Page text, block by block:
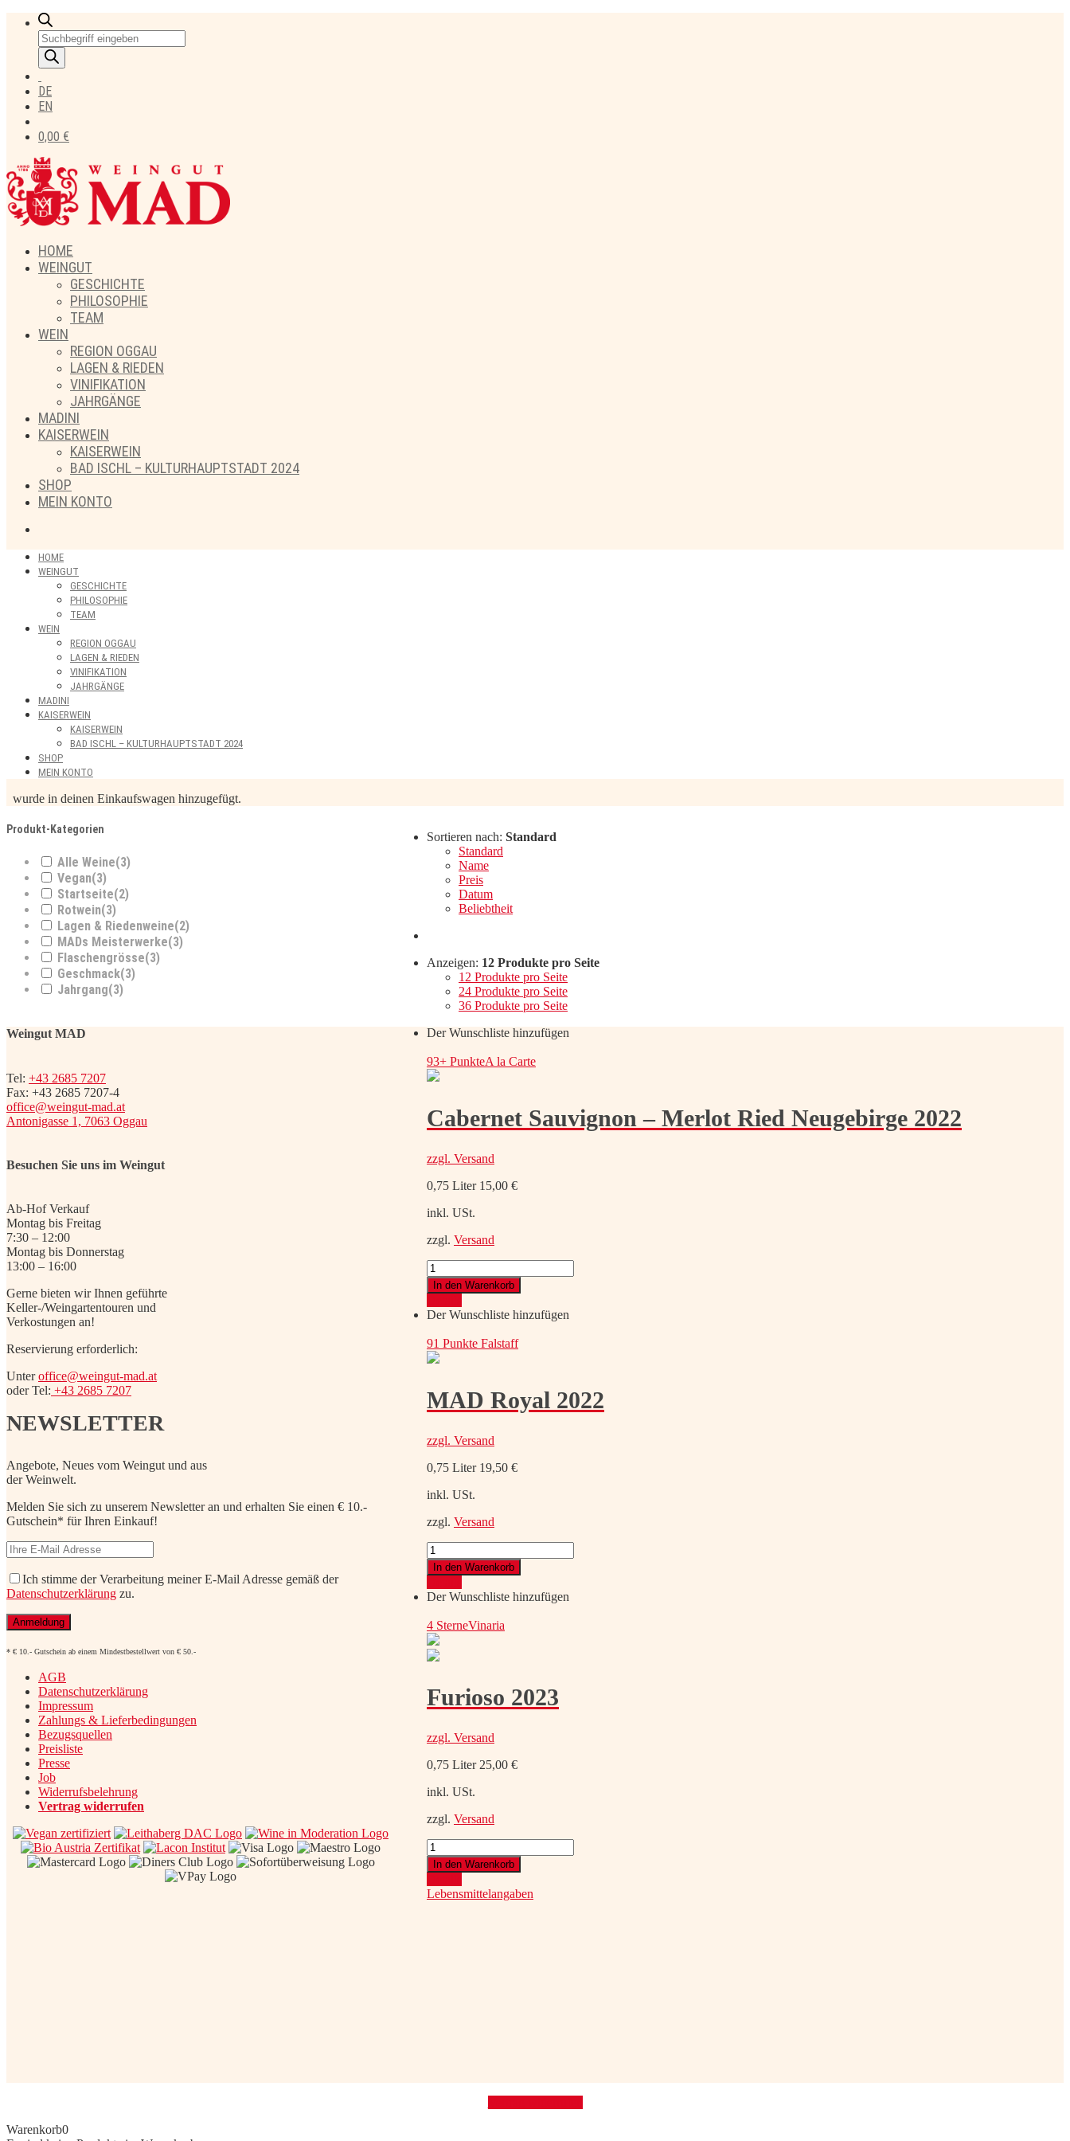
Products
search
DE
EN
0,00 €
HOME
WEINGUT
GESCHICHTE
PHILOSOPHIE
TEAM
WEIN
REGION OGGAU
LAGEN & RIEDEN
VINIFIKATION
JAHRGÄNGE
MADINI
KAISERWEIN
KAISERWEIN
BAD ISCHL – KULTURHAUPTSTADT 2024
SHOP
MEIN KONTO
HOME
WEINGUT
GESCHICHTE
PHILOSOPHIE
TEAM
WEIN
REGION OGGAU
LAGEN & RIEDEN
VINIFIKATION
JAHRGÄNGE
MADINI
KAISERWEIN
KAISERWEIN
BAD ISCHL – KULTURHAUPTSTADT 2024
SHOP
MEIN KONTO
wurde in deinen Einkaufswagen hinzugefügt.
Sortieren nach: Standard
Standard
Name
Preis
Datum
Beliebtheit
Anzeigen: 12 Produkte pro Seite
12 Produkte pro Seite
24 Produkte pro Seite
36 Produkte pro Seite
Der Wunschliste hinzufügen
93+ PunkteA la Carte
Cabernet Sauvignon – Merlot Ried Neugebirge 2022
zzgl. Versand
0,75 Liter 15,00 €
inkl. USt.
zzgl. Versand
Cabernet
Sauvignon
-
Merlot
Ried
Neugebirge
2022
Menge
In den Warenkorb
Der Wunschliste hinzufügen
91 Punkte Falstaff
MAD Royal 2022
zzgl. Versand
0,75 Liter 19,50 €
inkl. USt.
zzgl. Versand
MAD
Royal
2022
Menge
In den Warenkorb
Der Wunschliste hinzufügen
4 SterneVinaria
Furioso 2023
zzgl. Versand
0,75 Liter 25,00 €
inkl. USt.
zzgl. Versand
Furioso
2023
Menge
In den Warenkorb
Lebensmittelangaben
Produkt-Kategorien
Alle Weine(3)
Vegan(3)
Startseite(2)
Rotwein(3)
Lagen & Riedenweine(2)
MADs Meisterwerke(3)
Flaschengrösse(3)
Geschmack(3)
Jahrgang(3)
Weingut MAD
Tel: +43 2685 7207
Fax: +43 2685 7207-4
office@weingut-mad.at
Antonigasse 1, 7063 Oggau
Besuchen Sie uns im Weingut
Ab-Hof Verkauf
Montag bis Freitag
7:30 – 12:00
Montag bis Donnerstag
13:00 – 16:00
Gerne bieten wir Ihnen geführte
Keller-/Weingartentouren und
Verkostungen an!
Reservierung erforderlich:
Unteroffice@weingut-mad.at
oder Tel: +43 2685 7207
NEWSLETTER
Angebote, Neues vom Weingut und aus
der Weinwelt.
Melden Sie sich zu unserem Newsletter an und erhalten Sie einen € 10.-
Gutschein* für Ihren Einkauf!
Ich stimme der Verarbeitung meiner E-Mail Adresse gemäß der
Datenschutzerklärung zu.
* € 10.- Gutschein ab einem Mindestbestellwert von € 50.-
AGB
Datenschutzerklärung
Impressum
Zahlungs & Lieferbedingungen
Bezugsquellen
Preisliste
Presse
Job
Widerrufsbelehrung
Vertrag widerrufen
Warenkorb0